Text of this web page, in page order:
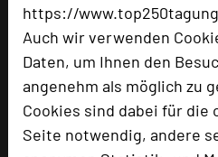
https://
Auch wir verwenden
Daten, um Ihnen den
angenehm als möglich zu
Cookies sind dabei für die
Seite notwendig, andere
Profisuche
Seminar
Konferenz
Klausur
Event